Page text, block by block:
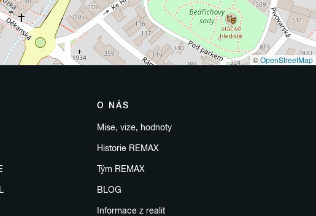
©OpenStreetMap
O NÁS
Mise, vize, hodnoty
Historie REMAX
Tým REMAX
BLOG
Informace z realit